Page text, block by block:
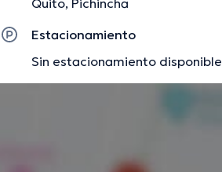
Quito, Pichincha
Estacionamiento
Sin estacionamiento disponible